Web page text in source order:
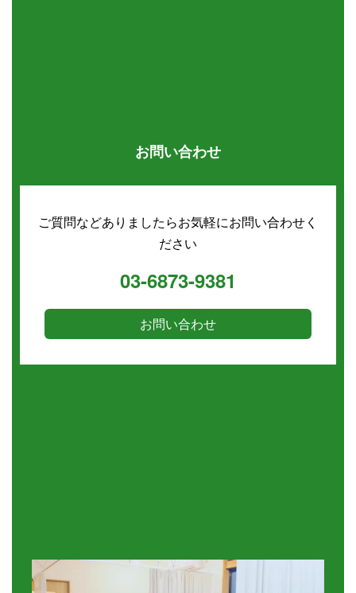
お問い合わせ
ご質問などありましたらお気軽にお問い合わせく
ださい
03-6873-9381
お問い合わせ